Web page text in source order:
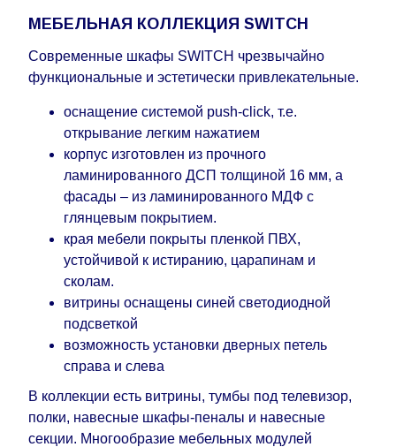
МЕБЕЛЬНАЯ КОЛЛЕКЦИЯ SWITCH
Современные шкафы SWITCH чрезвычайно
функциональные и эстетически привлекательные.
оснащение системой push-click, т.е.
открывание легким нажатием
корпус изготовлен из прочного
ламинированного ДСП толщиной 16 мм, а
фасады – из ламинированного МДФ с
глянцевым покрытием.
края мебели покрыты пленкой ПВХ,
устойчивой к истиранию, царапинам и
сколам.
витрины оснащены синей светодиодной
подсветкой
возможность установки дверных петель
справа и слева
В коллекции есть витрины, тумбы под телевизор,
полки, навесные шкафы-пеналы и навесные
секции. Многообразие мебельных модулей